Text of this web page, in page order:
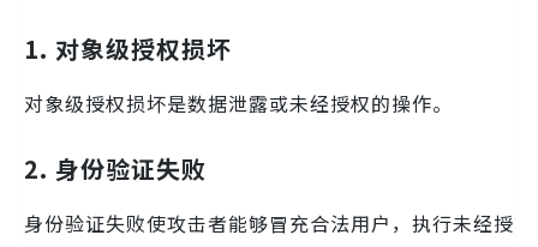
1. 对象级授权损坏
对象级授权损坏是数据泄露或未经授权的操作。
2. 身份验证失败
身份验证失败使攻击者能够冒充合法用户，执行未经授